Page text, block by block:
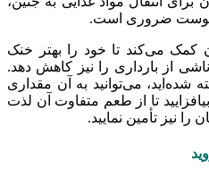
پوست ضروری است.
کمک می‌کند تا خود را بهتر خنک
از بارداری را نیز کاهش دهد.
می‌توانید به آن مقداری
تا از طعم متفاوت آن لذت
را نیز تأمین نمایید.